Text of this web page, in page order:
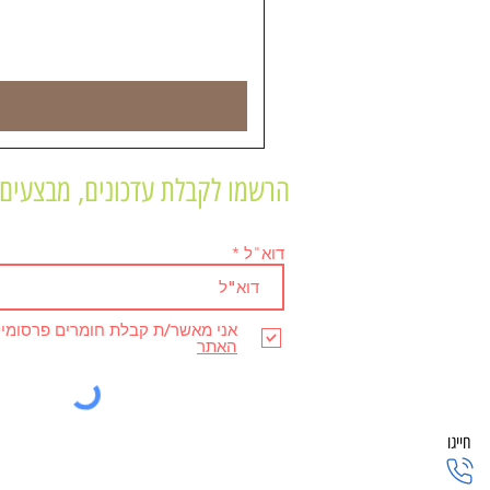
חייגו
הרשמו לקבלת עדכונים,
דוא"ל
אני מאשר/ת קבלת חומרים
האתר